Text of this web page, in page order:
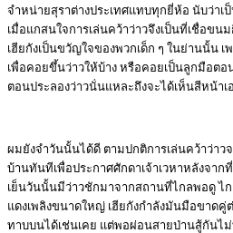
จำหน่ายสุราต่างประเทศแทบทุกยี่ห้อ นับว่า
เมื่อแกสนใจการเล่นคว้าว่าวจึงเป็นที่เชื่อขน
เฮียกังเป็นขวัญใจของพวกเด็ก ๆ ในย่านนั้น
เพื่อคอยขึ้นว่าวให้บ้าง หรือคอยเป็นลูกมือต
ตอนประลองว่าวนั่นแหละถึงจะได้เห็นสีหน้าเ
ผมยังจำวันนั้นได้ดี ตามปกติการเล่นคว้าว่าว
บ้านทันทีเพื่อประกาศศักดาเจ้าเวหาหลังจา
เย็นวันนั้นมีว่าวชักมาจากสถานที่ไกลพอดู ไ
แดงเพลิงขนาดใหญ่ เฮียกังกำลังมันมือขาดคู่
ทาบบนได้เช่นเคย แต่พอผ่อนสายป่านสู้กันไ